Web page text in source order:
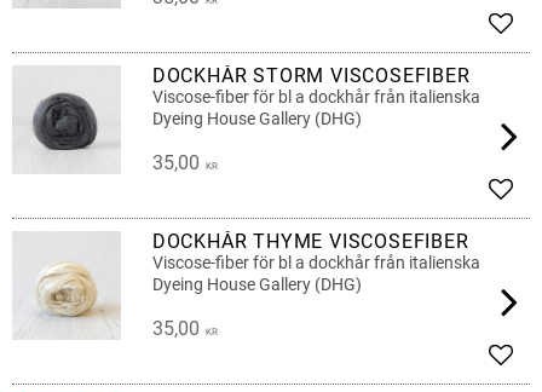
DOCKHÅR STORM VISCOSEFIBER
Viscose-fiber för bl a dockhår från italienska
Dyeing House Gallery (DHG)
35,00 KR
DOCKHÅR THYME VISCOSEFIBER
Viscose-fiber för bl a dockhår från italienska
Dyeing House Gallery (DHG)
35,00 KR